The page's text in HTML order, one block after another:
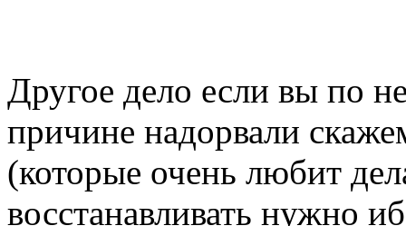
Другое дело если вы по
причине надорвали
(которые очень любит
восстанавливать нужно